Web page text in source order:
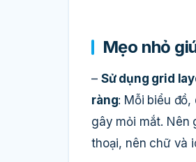
Mẹo nhỏ
– Sử dụng grid
ràng: Mỗi biểu
gây mỏi mắt. Nên
thoại, nên chữ và